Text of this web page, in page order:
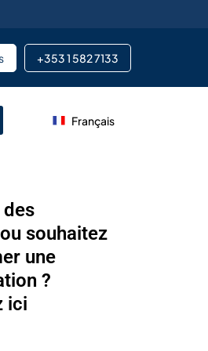
+353 1 582 7133
Français
des
souhaitez
une
?
ici